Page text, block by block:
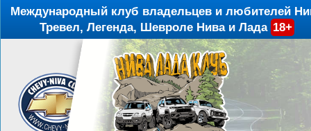
Международный клуб владельцев и любителей
Тревел, Легенда, Шевроле Нива и Лада 18+